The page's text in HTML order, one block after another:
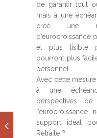
de garantir tout
mais à une
créé une
d’eurocroissance
et plus lisible
pourront plus
personnel.
Avec cette
à une
perspectives de
support idéal
Retraite ?